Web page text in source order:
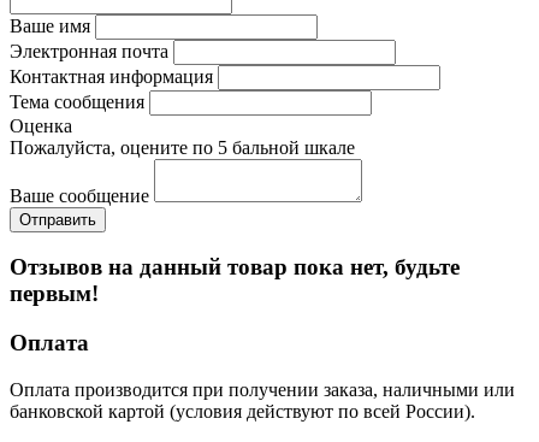
Ваше имя
Электронная почта
Контактная информация
Тема сообщения
Оценка
Пожалуйста, оцените по 5 бальной шкале
Ваше сообщение
Отзывов на данный товар пока нет, будьте
первым!
Оплата
Оплата производится при получении заказа, наличными или
банковской картой (условия действуют по всей России).